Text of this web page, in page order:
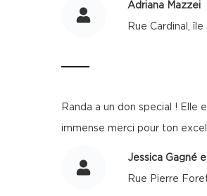
Adriana Mazzei
Rue Cardinal, île
Randa a un don special ! Elle
immense merci pour ton
Jessica Gagné
Rue Pierre